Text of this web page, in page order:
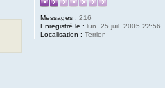
Messages : 216
Enregistré le : lun. 25 juil. 2005 22:56
Localisation : Terrien